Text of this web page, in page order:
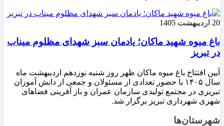
20 اردیبهشت 1405
باغ میوه شهید ماکان؛ یادمان سبز شهدای مظلوم میناب
در تبریز
آیین افتتاح باغ میوه ماکان ظهر روز شنبه نوزدهم اردیبهشت ماه
سال ۱۴۰۵ با حضور تعدادی از مسئولان و جمعی از دانش آموزان
تبریزی در مجتمع تولیدی سازمان عمران و باز آفرینی فضاهای
شهری شهرداری تبریز برگزار شد.
شهرستان‌ها